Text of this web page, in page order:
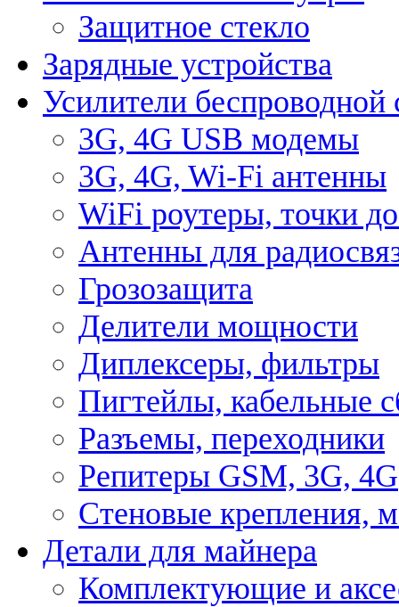
Защитное стекло
Зарядные устройства
Усилители беспроводной
3G, 4G USB модемы
3G, 4G, Wi-Fi антенны
WiFi роутеры, точки
Антенны для
Грозозащита
Делители мощности
Диплексеры, фильтры
Пигтейлы, кабельные
Разъемы, переходники
Репитеры GSM, 3G, 4G
Стеновые крепления,
Детали для майнера
Комплектующие и